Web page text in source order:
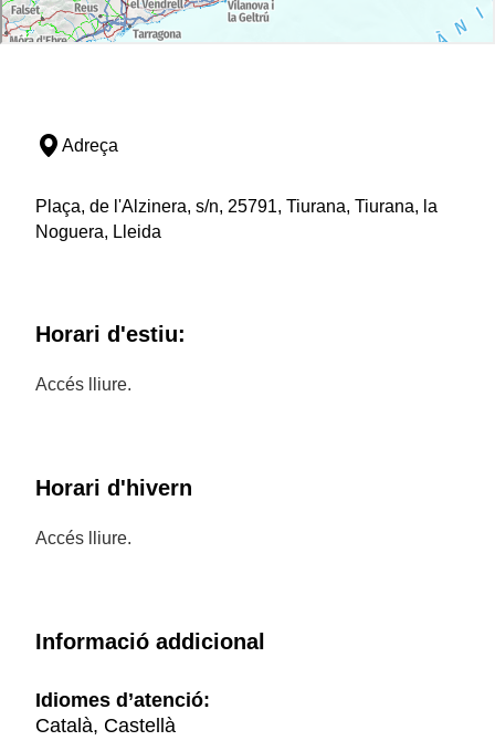
Adreça
Plaça, de l'Alzinera, s/n, 25791, Tiurana, Tiurana, la
Noguera, Lleida
Horari d'estiu:
Accés lliure.
Horari d'hivern
Accés lliure.
Informació addicional
Idiomes d’atenció:
Català, Castellà